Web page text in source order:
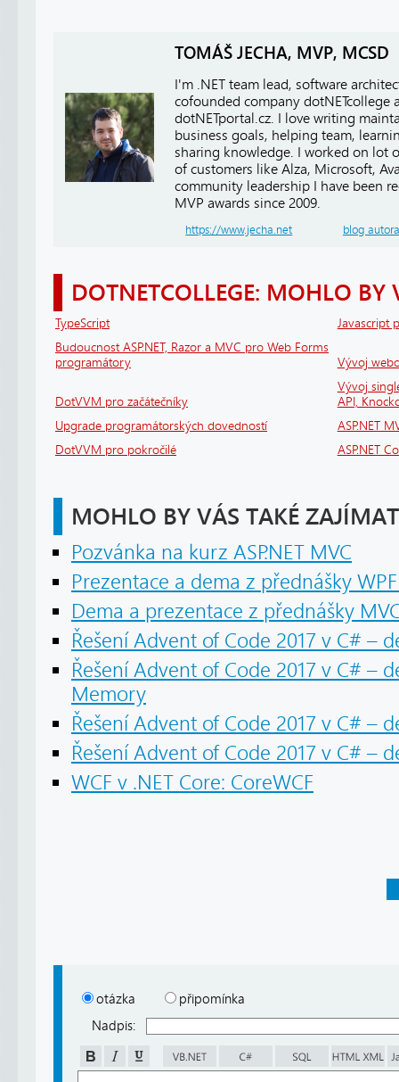
TOMÁŠ JECHA, MVP, MCSD
I'm .NET team lead, software
cofounded company
dotNETportal.cz. I love writing
business goals, helping team,
sharing knowledge. I worked on lot
of customers like Alza, Microsoft,
community leadership I have been
MVP awards since 2009.
https://www.jecha.net blog autora
DOTNETCOLLEGE: MOHLO BY
TypeScript
Javascript
Budoucnost ASP.NET, Razor a MVC pro Web Forms
programátory
Vývoj
DotVVM pro začátečníky
Vývoj
API,
Upgrade programátorských dovedností
ASP.NET
DotVVM pro pokročilé
ASP.NET
MOHLO BY VÁS TAKÉ ZAJÍMAT
Pozvánka na kurz ASP.NET MVC
Prezentace a dema z přednášky
Dema a prezentace z přednášky
Řešení Advent of Code 2017 v C# –
Řešení Advent of Code 2017 v C# –
Memory
Řešení Advent of Code 2017 v C# –
Řešení Advent of Code 2017 v C# –
WCF v .NET Core: CoreWCF
otázka
připomínka
Nadpis: